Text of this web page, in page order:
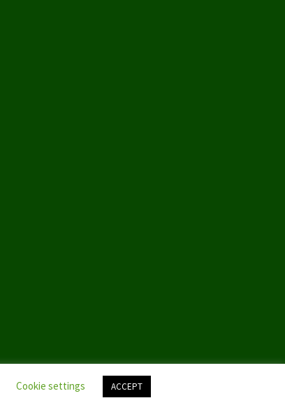
Cookie settings ACCEPT